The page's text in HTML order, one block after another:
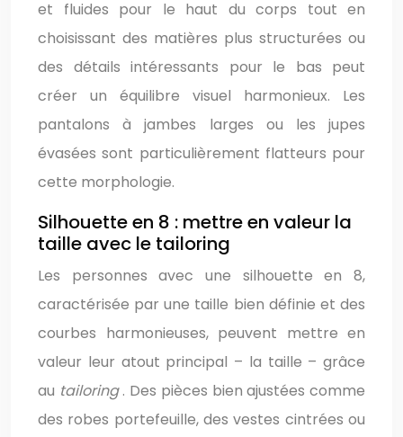
et fluides pour le haut du corps tout en
choisissant des matières plus structurées ou
des détails intéressants pour le bas peut
créer un équilibre visuel harmonieux. Les
pantalons à jambes larges ou les jupes
évasées sont particulièrement flatteurs pour
cette morphologie.
Silhouette en 8 : mettre en valeur la
taille avec le tailoring
Les personnes avec une silhouette en 8,
caractérisée par une taille bien définie et des
courbes harmonieuses, peuvent mettre en
valeur leur atout principal – la taille – grâce
au tailoring. Des pièces bien ajustées comme
des robes portefeuille, des vestes cintrées ou